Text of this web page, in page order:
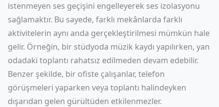
istenmeyen ses geçişini engelleyerek ses izolasyonu
sağlamaktır. Bu sayede, farklı mekânlarda farklı
aktivitelerin aynı anda gerçekleştirilmesi mümkün hale
gelir. Örneğin, bir stüdyoda müzik kaydı yapılırken, yan
odadaki toplantı rahatsız edilmeden devam edebilir.
Benzer şekilde, bir ofiste çalışanlar, telefon
görüşmeleri yaparken veya toplantı halindeyken
dışarıdan gelen gürültüden etkilenmezler.